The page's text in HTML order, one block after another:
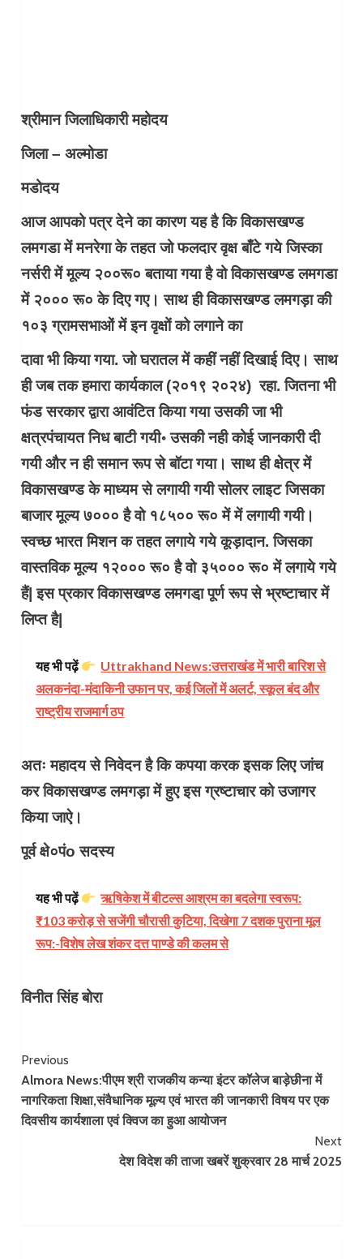
श्रीमान जिलाधिकारी महोदय
जिला – अल्मोडा
मडोदय
आज आपको पत्र देने का कारण यह है कि विकासखण्ड
लमगडा में मनरेगा के तहत जो फलदार वृक्ष बाँटे गये जिस्का
नर्सरी में मूल्य २००रू० बताया गया है वो विकासखण्ड लमगडा
में २००० रू० के दिए गए। साथ ही विकासखण्ड लमगड़ा की
१०३ ग्रामसभाओं में इन वृक्षों को लगाने का
दावा भी किया गया. जो घरातल में कहीं नहीं दिखाई दिए। साथ
ही जब तक हमारा कार्यकाल (२०१९ २०२४) रहा. जितना भी
फंड सरकार द्वारा आवंटित किया गया उसकी जा भी
क्षत्रपंचायत निध बाटी गयी॰ उसकी नही कोई जानकारी दी
गयी और न ही समान रूप से बॉटा गया। साथ ही क्षेत्र में
विकासखण्ड के माध्यम से लगायी गयी सोलर लाइट जिसका
बाजार मूल्य ७००० है वो १८५०० रू० में में लगायी गयी।
स्वच्छ भारत मिशन क तहत लगाये गये कूड़ादान. जिसका
वास्तविक मूल्य १२००० रू० है वो ३५००० रू० में लगाये गये
हैं| इस प्रकार विकासखण्ड लमगडा़ पूर्ण रूप से भ्रष्टाचार में
लिप्त है|
यह भी पढ़ें
Uttrakhand News:उत्तराखंड में भारी बारिश से
अलकनंदा-मंदाकिनी उफान पर, कई जिलों में अलर्ट, स्कूल बंद और
राष्ट्रीय राजमार्ग ठप
अतः महादय से निवेदन है कि कपया करक इसक लिए जांच
कर विकासखण्ड लमगड़ा में हुए इस ग्रष्टाचार को उजागर
किया जाऐ।
पूर्व क्षे०पंo सदस्य
यह भी पढ़ें
ऋषिकेश में बीटल्स आश्रम का बदलेगा स्वरूप:
₹103 करोड़ से सजेंगी चौरासी कुटिया, दिखेगा 7 दशक पुराना मूल
रूप:-विशेष लेख शंकर दत्त पाण्डे की कलम से
विनीत सिंह बोरा
Continue
Reading
Previous
Almora News:पीएम श्री राजकीय कन्या इंटर कॉलेज बाड़ेछीना में
नागरिकता शिक्षा,संवैधानिक मूल्य एवं भारत की जानकारी विषय पर एक
दिवसीय कार्यशाला एवं क्विज का हुआ आयोजन
Next
देश विदेश की ताजा खबरें शुक्रवार 28 मार्च 2025